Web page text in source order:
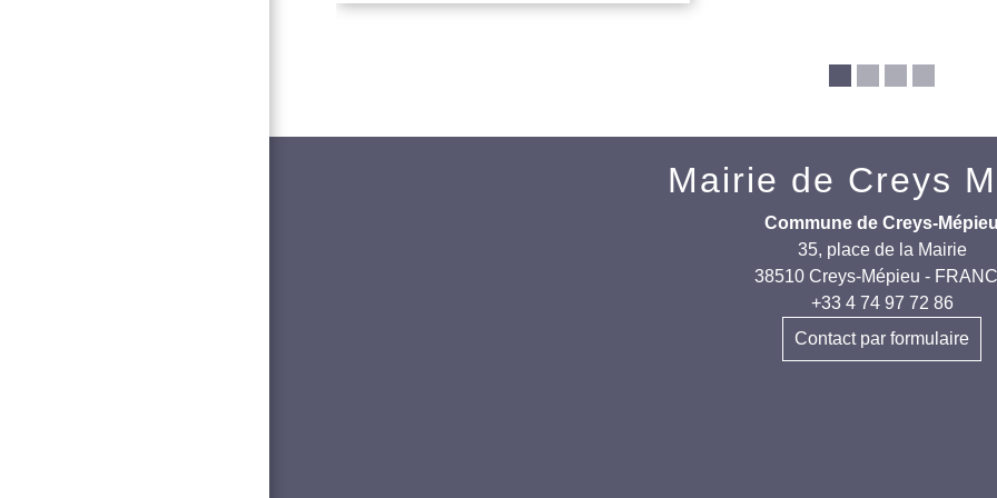
Mairie de Creys
Commune de Creys-Mépieu
35, place de la Mairie
38510 Creys-Mépieu -
+33 4 74 97 72 86
Contact par formulaire